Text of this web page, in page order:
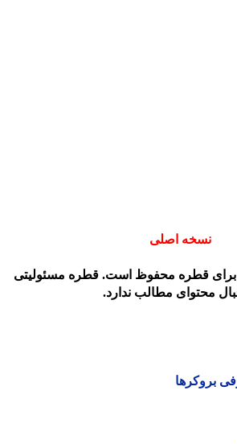
نسخه اصلی
قطره محفوظ است. قطره مسئولیتی
محتوای مطالب ندارد.